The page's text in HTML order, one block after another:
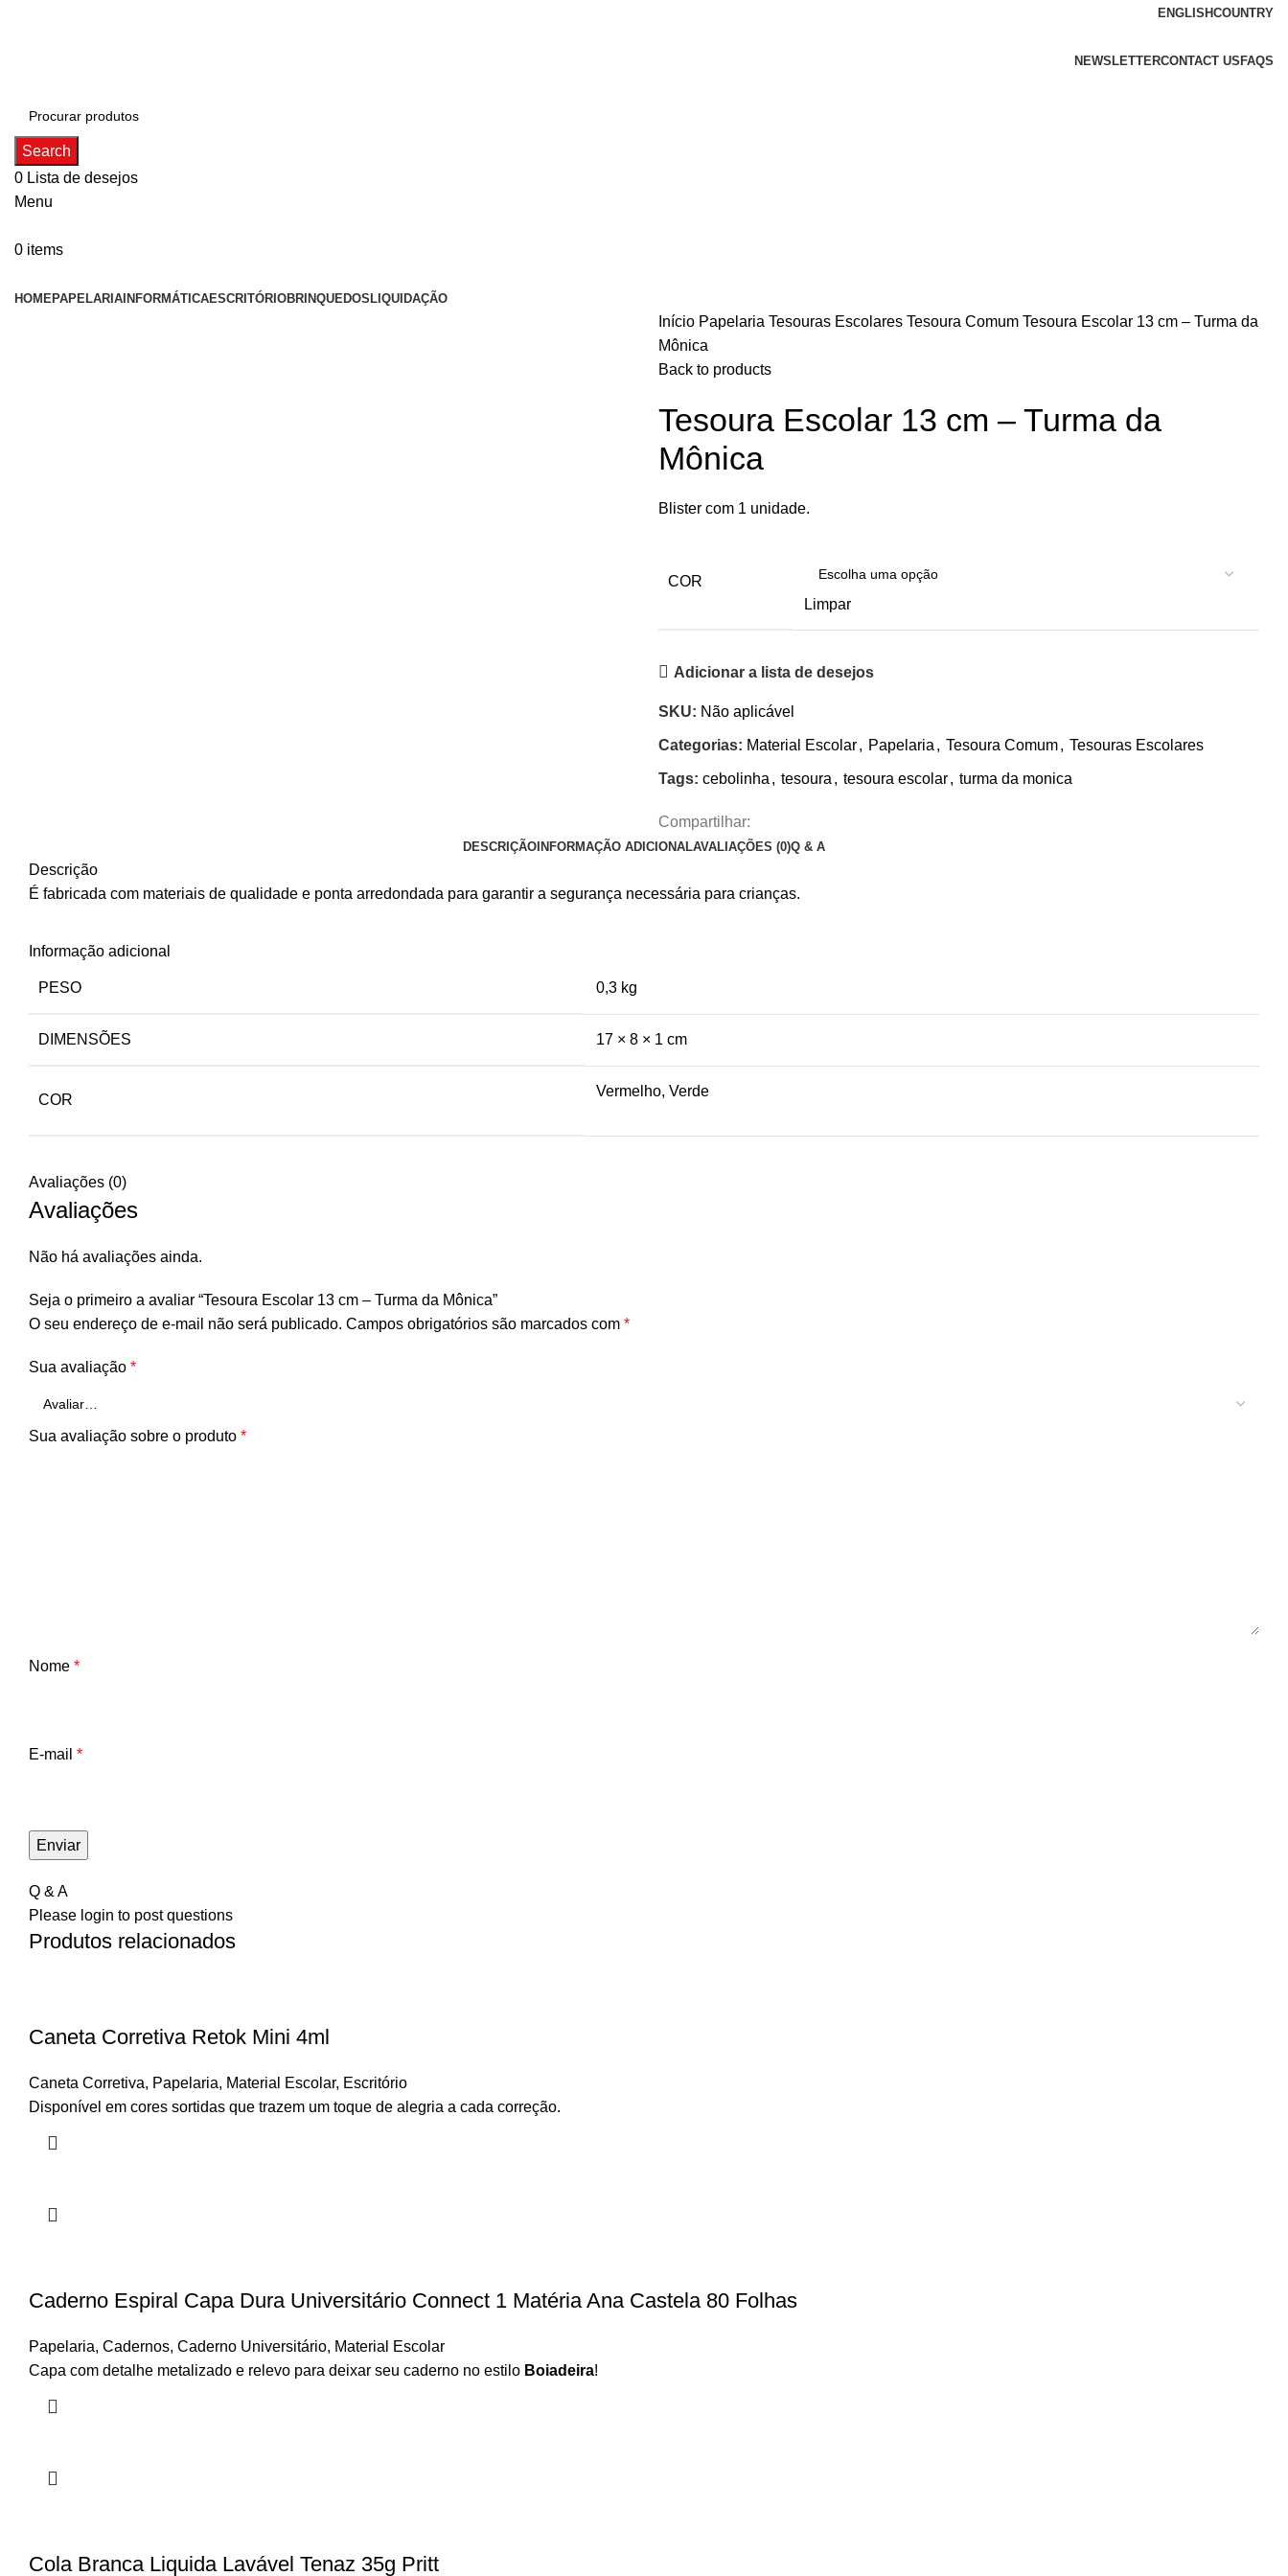
ENGLISHCOUNTRY
NEWSLETTERCONTACT US FAQS
Search
0 Lista de desejos
Menu
0 items
HOMEPAPELARIA INFORMÁTICAESCRITÓRIOBRINQUEDOS LIQUIDAÇÃO
Início Papelaria Tesouras Escolares Tesoura Comum Tesoura Escolar 13 cm – Turma da
Mônica
Back to products
Tesoura Escolar 13 cm – Turma da
Mônica
Blister com 1 unidade.
COR
Limpar
Adicionar a lista de desejos
SKU: Não aplicável
Categorias: Material Escolar, Papelaria , Tesoura Comum, Tesouras Escolares
Tags: cebolinha , tesoura , tesoura escolar, turma da monica
Compartilhar:
DESCRIÇÃO INFORMAÇÃO ADICIONALAVALIAÇÕES (0)Q & A
Descrição
É fabricada com materiais de qualidade e ponta arredondada para garantir a segurança necessária para crianças.
Informação adicional
PESO 0,3 kg
DIMENSÕES 17 × 8 × 1 cm
COR
Vermelho, Verde
Avaliações (0)
Avaliações
Não há avaliações ainda.
Seja o primeiro a avaliar “Tesoura Escolar 13 cm – Turma da Mônica”
O seu endereço de e-mail não será publicado. Campos obrigatórios são marcados com *
Sua avaliação *
Sua avaliação sobre o produto *
Nome *
E-mail *
Q & A
Please login to post questions
Produtos relacionados
Caneta Corretiva Retok Mini 4ml
Caneta Corretiva, Papelaria, Material Escolar, Escritório
Disponível em cores sortidas que trazem um toque de alegria a cada correção.
Caderno Espiral Capa Dura Universitário Connect 1 Matéria Ana Castela 80 Folhas
Papelaria, Cadernos, Caderno Universitário, Material Escolar
Capa com detalhe metalizado e relevo para deixar seu caderno no estilo Boiadeira!
Cola Branca Liquida Lavável Tenaz 35g Pritt